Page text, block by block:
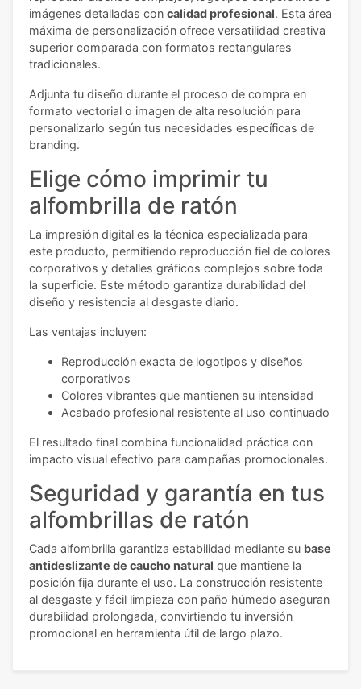
imágenes detalladas con calidad profesional. Esta área
máxima de personalización ofrece versatilidad creativa
superior comparada con formatos rectangulares
tradicionales.
Adjunta tu diseño durante el proceso de compra en
formato vectorial o imagen de alta resolución para
personalizarlo según tus necesidades específicas de
branding.
Elige cómo imprimir tu
alfombrilla de ratón
La impresión digital es la técnica especializada para
este producto, permitiendo reproducción fiel de colores
corporativos y detalles gráficos complejos sobre toda
la superficie. Este método garantiza durabilidad del
diseño y resistencia al desgaste diario.
Las ventajas incluyen:
Reproducción exacta de logotipos y diseños
corporativos
Colores vibrantes que mantienen su intensidad
Acabado profesional resistente al uso continuado
El resultado final combina funcionalidad práctica con
impacto visual efectivo para campañas promocionales.
Seguridad y garantía en tus
alfombrillas de ratón
Cada alfombrilla garantiza estabilidad mediante su base
antideslizante de caucho natural que mantiene la
posición fija durante el uso. La construcción resistente
al desgaste y fácil limpieza con paño húmedo aseguran
durabilidad prolongada, convirtiendo tu inversión
promocional en herramienta útil de largo plazo.